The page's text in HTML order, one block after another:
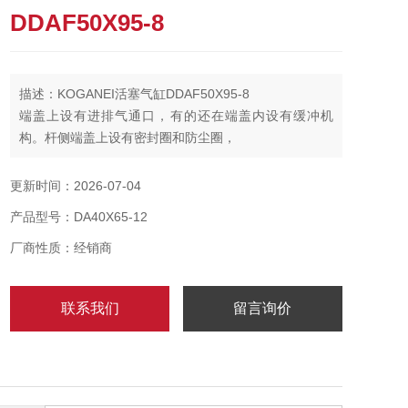
DDAF50X95-8
描述：KOGANEI活塞气缸DDAF50X95-8
端盖上设有进排气通口，有的还在端盖内设有缓冲机
构。杆侧端盖上设有密封圈和防尘圈，
更新时间：2026-07-04
产品型号：DA40X65-12
厂商性质：经销商
联系我们 留言询价